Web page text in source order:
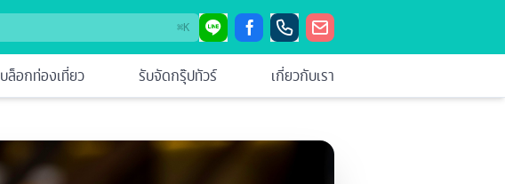
⌘K
บล็อกท่องเที่ยว รับจัดกรุ๊ปทัวร์ เกี่ยวกับเรา